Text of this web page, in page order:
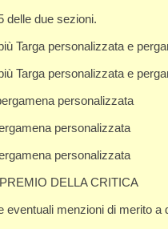
delle due sezioni.
Targa personalizzata e
Targa personalizzata e
personalizzata
personalizzata
personalizzata
DELLA CRITICA
eventuali menzioni di merito a